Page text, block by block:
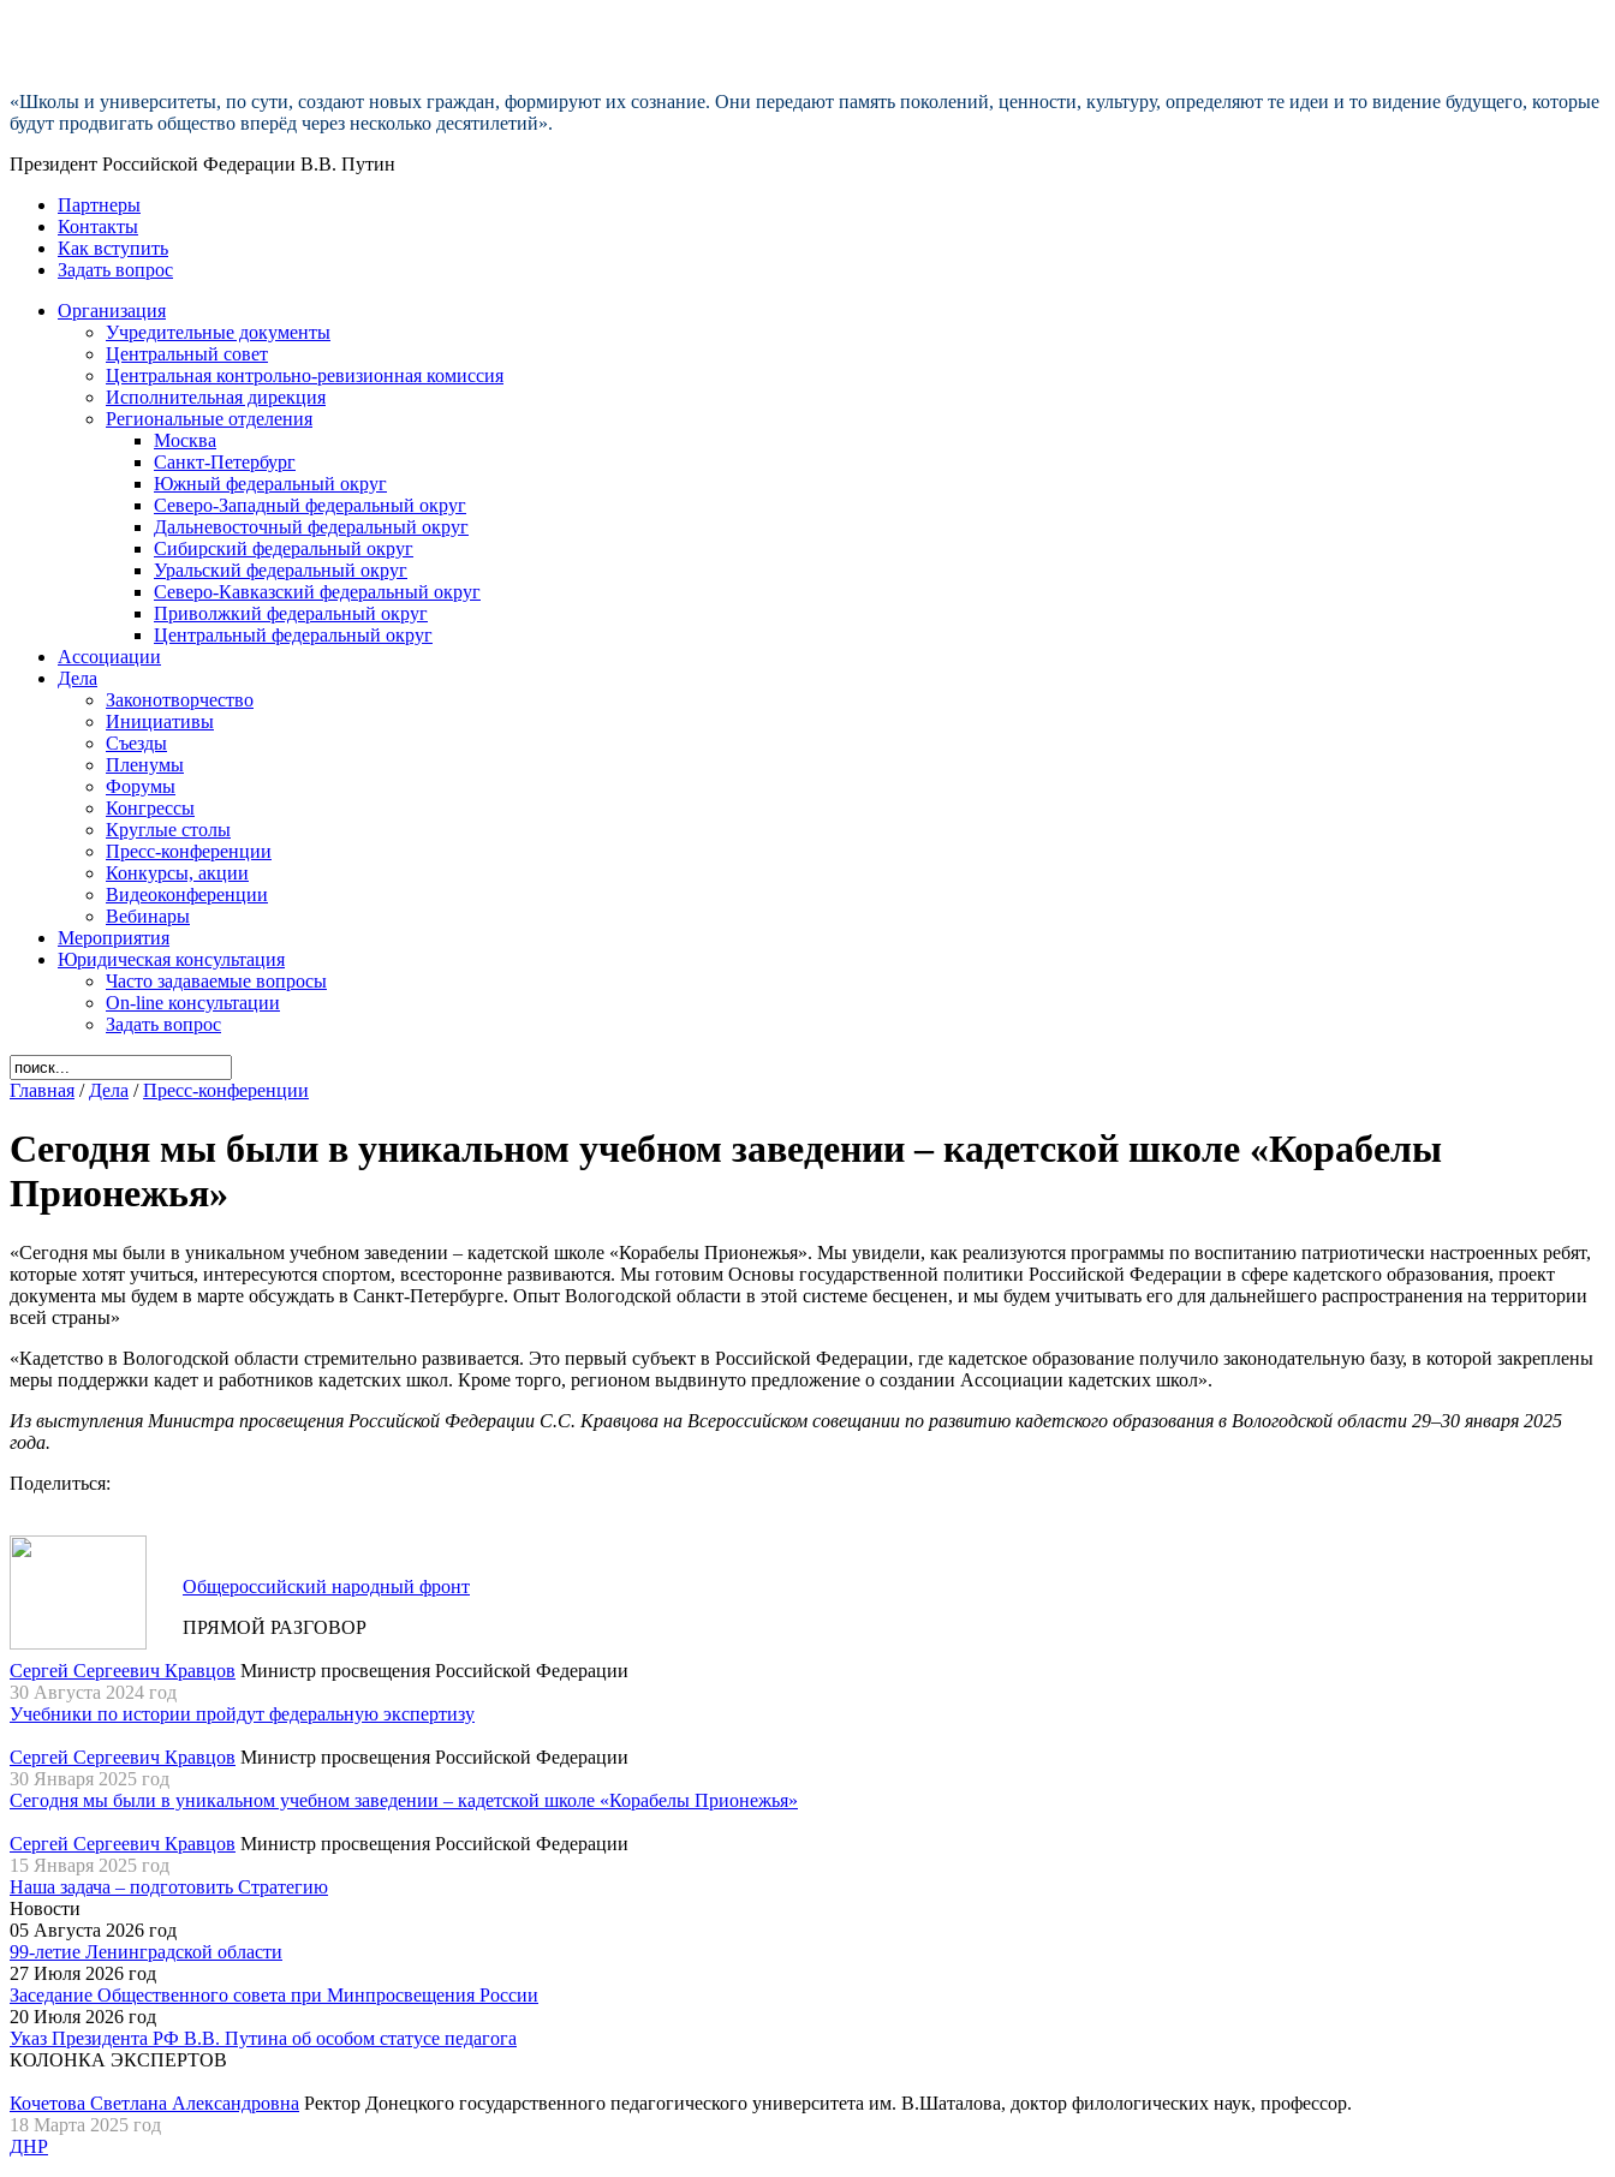
«Школы и университеты, по сути, создают новых граждан, формируют их сознание. Они передают память поколений, ценности, культуру, определяют те идеи и то видение будущего, которые
будут продвигать общество вперёд через несколько десятилетий».
Президент Российской Федерации В.В. Путин
Партнеры
Контакты
Как вступить
Задать вопрос
Организация
Учредительные документы
Центральный совет
Центральная контрольно-ревизионная комиссия
Исполнительная дирекция
Региональные отделения
Москва
Санкт-Петербург
Южный федеральный округ
Северо-Западный федеральный округ
Дальневосточный федеральный округ
Сибирский федеральный округ
Уральский федеральный округ
Северо-Кавказский федеральный округ
Приволжкий федеральный округ
Центральный федеральный округ
Ассоциации
Дела
Законотворчество
Инициативы
Съезды
Пленумы
Форумы
Конгрессы
Круглые столы
Пресс-конференции
Конкурсы, акции
Видеоконференции
Вебинары
Мероприятия
Юридическая консультация
Часто задаваемые вопросы
On-line консультации
Задать вопрос
Главная / Дела /Пресс-конференции
Сегодня мы были в уникальном учебном заведении – кадетской школе «Корабелы
Прионежья»
«Сегодня мы были в уникальном учебном заведении – кадетской школе «Корабелы Прионежья». Мы увидели, как реализуются программы по воспитанию патриотически настроенных ребят,
которые хотят учиться, интересуются спортом, всесторонне развиваются. Мы готовим Основы государственной политики Российской Федерации в сфере кадетского образования, проект
документа мы будем в марте обсуждать в Санкт-Петербурге. Опыт Вологодской области в этой системе бесценен, и мы будем учитывать его для дальнейшего распространения на территории
всей страны»
«Кадетство в Вологодской области стремительно развивается. Это первый субъект в Российской Федерации, где кадетское образование получило законодательную базу, в которой закреплены
меры поддержки кадет и работников кадетских школ. Кроме торго, регионом выдвинуто предложение о создании Ассоциации кадетских школ».
Из выступления Министра просвещения Российской Федерации С.С. Кравцова на Всероссийском совещании по развитию кадетского образования в Вологодской области 29–30 января 2025
года.
Поделиться:
Общероссийский народный фронт
ПРЯМОЙ РАЗГОВОР
Сергей Сергеевич Кравцов Министр просвещения Российской Федерации
30 Августа 2024 год
Учебники по истории пройдут федеральную экспертизу
Сергей Сергеевич Кравцов Министр просвещения Российской Федерации
30 Января 2025 год
Сегодня мы были в уникальном учебном заведении – кадетской школе «Корабелы Прионежья»
Сергей Сергеевич Кравцов Министр просвещения Российской Федерации
15 Января 2025 год
Наша задача – подготовить Стратегию
Новости
05 Августа 2026 год
99-летие Ленинградской области
27 Июля 2026 год
Заседание Общественного совета при Минпросвещения России
20 Июля 2026 год
Указ Президента РФ В.В. Путина об особом статусе педагога
КОЛОНКА ЭКСПЕРТОВ
Кочетова Светлана Александровна Ректор Донецкого государственного педагогического университета им. В.Шаталова, доктор филологических наук, профессор.
18 Марта 2025 год
ДНР